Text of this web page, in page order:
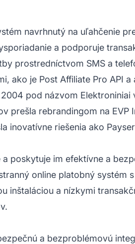
navrhnutý na uľahčenie
a podporuje
prostredníctvom SMS a
ako je Post Affiliate Pro API a
pod názvom
prešla rebrandingom na
inovatívne riešenia ako
poskytuje im efektívne a
online platobný systém
inštaláciou a nízkymi
a bezproblémovú